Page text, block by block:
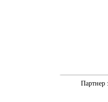
Партнер